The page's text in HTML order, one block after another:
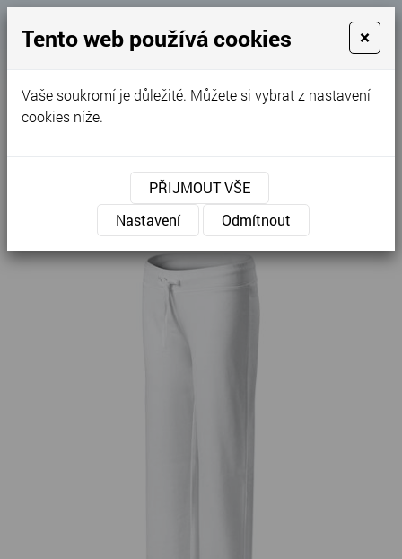
MENU
» Dámské »
Comfort - Tepláky dámské 608
Tento web používá cookies ×
Vaše soukromí je důležité. Můžete si vybrat z nastavení
cookies níže.
PŘIJMOUT VŠE
Nastavení
Odmítnout